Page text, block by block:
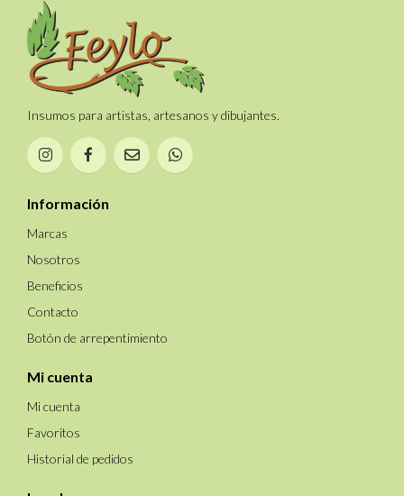
Insumos para artistas, artesanos y dibujantes.
Información
Marcas
Nosotros
Beneficios
Contacto
Botón de arrepentimiento
Mi cuenta
Mi cuenta
Favoritos
Historial de pedidos